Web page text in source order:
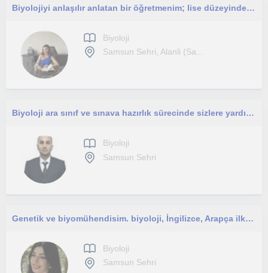
Biyolojiyi anlaşılır anlatan bir öğretmenim; lise düzeyinde, özellikle TYT biyoloji grubuna ders veriyorum
Biyoloji
Samsun Sehri, Alanli (Sa...
Biyoloji ara sınıf ve sınava hazırlık sürecinde sizlere yardımcı olmak isterim.
Biyoloji
Samsun Sehri
Genetik ve biyomühendisim. biyoloji, İngilizce, Arapça ilkokul ve ortaokul öğrencilerine ders ve ödev desteği veriyorum.
Biyoloji
Samsun Sehri